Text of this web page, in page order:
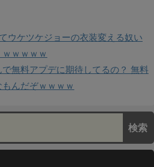
ウケツケジョーの衣装変える奴い
ｗｗｗｗ
で無料アプデに期待してるの？ 無料
んだぞｗｗｗｗ